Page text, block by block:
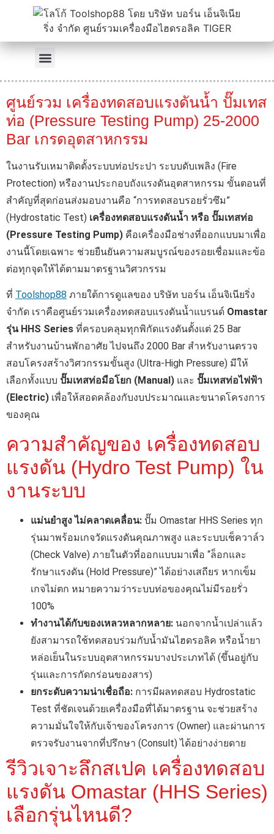
ศูนย์รวม เครื่องทดสอบแรงดันน้ำ ปั๊มเทส
ท่อ (Pressure Testing Pump) 25-2000
Bar เกรดอุตสาหกรรม
ในงานรับเหมาติดตั้งระบบท่อประปา ระบบดับเพลิง (Fire
Protection) หรืองานประกอบถังแรงดันอุตสาหกรรม ขั้นตอนที่
สำคัญที่สุดก่อนส่งมอบงานคือ “การทดสอบรอยรั่วซึม”
(Hydrostatic Test) เครื่องทดสอบแรงดันน้ำ หรือ ปั๊มเทสท่อ
(Pressure Testing Pump) คือเครื่องมือช่างที่ออกแบบมาเพื่อ
งานนี้โดยเฉพาะ ช่วยยืนยันความสมบูรณ์ของรอยเชื่อมและข้อ
ต่อทุกจุดให้ได้ตามมาตรฐานวิศวกรรม
ที่ Toolshop88 ภายใต้การดูแลของ บริษัท บอร์น เอ็นจิเนียริ่ง
จำกัด เราคือศูนย์รวมเครื่องทดสอบแรงดันน้ำแบรนด์ Omastar
รุ่น HHS Series ที่ครอบคลุมทุกพิกัดแรงดันตั้งแต่ 25 Bar
สำหรับงานบ้านพักอาศัย ไปจนถึง 2000 Bar สำหรับงานตรวจ
สอบโครงสร้างวิศวกรรมขั้นสูง (Ultra-High Pressure) มีให้
เลือกทั้งแบบ ปั๊มเทสท่อมือโยก (Manual) และ ปั๊มเทสท่อไฟฟ้า
(Electric) เพื่อให้สอดคล้องกับงบประมาณและขนาดโครงการ
ของคุณ
ความสำคัญของ เครื่องทดสอบ
แรงดัน (Hydro Test Pump) ใน
งานระบบ
แม่นยำสูง ไม่คลาดเคลื่อน: ปั๊ม Omastar HHS Series ทุก
รุ่นมาพร้อมเกจวัดแรงดันคุณภาพสูง และระบบเช็ควาล์ว
(Check Valve) ภายในตัวที่ออกแบบมาเพื่อ “ล็อกและ
รักษาแรงดัน (Hold Pressure)” ได้อย่างเสถียร หากเข็ม
เกจไม่ตก หมายความว่าระบบท่อของคุณไม่มีรอยรั่ว
100%
ทำงานได้กับของเหลวหลากหลาย: นอกจากน้ำเปล่าแล้ว
ยังสามารถใช้ทดสอบร่วมกับน้ำมันไฮดรอลิค หรือน้ำยา
หล่อเย็นในระบบอุตสาหกรรมบางประเภทได้ (ขึ้นอยู่กับ
รุ่นและการกัดกร่อนของสาร)
ยกระดับความน่าเชื่อถือ: การมีผลทดสอบ Hydrostatic
Test ที่ชัดเจนด้วยเครื่องมือที่ได้มาตรฐาน จะช่วยสร้าง
ความมั่นใจให้กับเจ้าของโครงการ (Owner) และผ่านการ
ตรวจรับงานจากที่ปรึกษา (Consult) ได้อย่างง่ายดาย
รีวิวเจาะลึกสเปค เครื่องทดสอบ
แรงดัน Omastar (HHS Series)
เลือกรุ่นไหนดี?